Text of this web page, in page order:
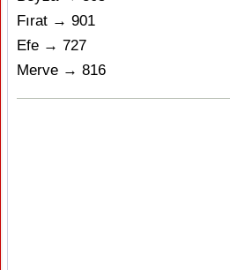
Fırat → 901
Efe → 727
Merve → 816